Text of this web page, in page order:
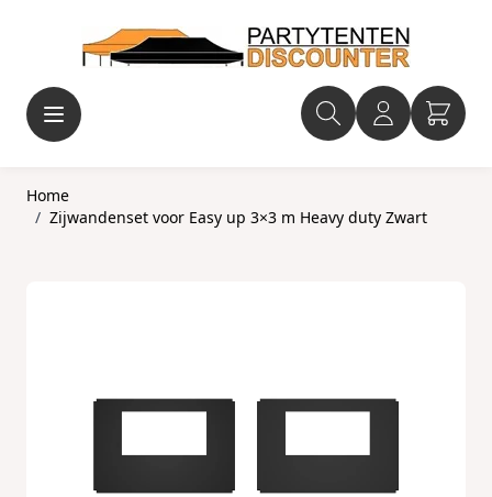
Home
/ Zijwandenset voor Easy up 3×3 m Heavy duty Zwart